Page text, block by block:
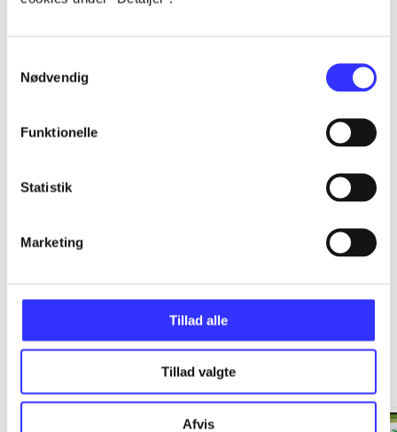
Nødvendig
Funktionelle
Statistik
Marketing
Tillad alle
Tillad valgte
Afvis